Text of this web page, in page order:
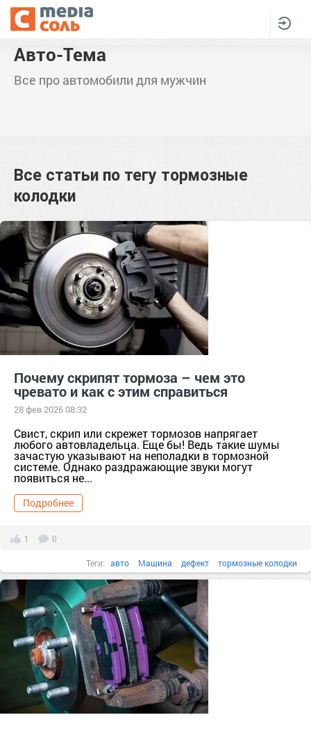
Авто-Тема
Все про автомобили для мужчин
Все статьи по тегу тормозные
колодки
Почему скрипят тормоза – чем это
чревато и как с этим справиться
28 фев 2026 08:32
Свист, скрип или скрежет тормозов напрягает
любого автовладельца. Еще бы! Ведь такие шумы
зачастую указывают на неполадки в тормозной
системе. Однако раздражающие звуки могут
появиться не...
Подробнее
1 0
Теги: авто Машина дефект тормозные колодки
советы автовладельцам скрип тормозов